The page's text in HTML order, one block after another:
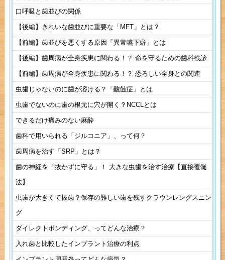
口呼吸と歯並びの関係
【後編】きれいな歯並びに重要な「MFT」とは？
【前編】歯並びを悪くする原因「異常嚥下癖」とは
【後編】歯周病が全身疾患に関わる！？ 命を守るための歯科検診
【前編】歯周病が全身疾患に関わる！？ 恐ろしい全身との関連
虫歯じゃないのに歯が溶ける？「酸蝕症」とは
虫歯でないのに歯の根元に穴が開く？NCCLとは
できるだけ痛みのない麻酔
歯科で用いられる「ジルコニア」、って何？
歯周病を治す「SRP」とは？
歯の神経を「抜かずに守る」！ 大きな虫歯を治す治療【直接覆髄
法】
虫歯が大きくて抜歯？保存の難しい歯を残すクラウンレングスニン
グ
ダイレクトボンディング、ってどんな治療？
入れ歯と比較したインプラント治療の利点